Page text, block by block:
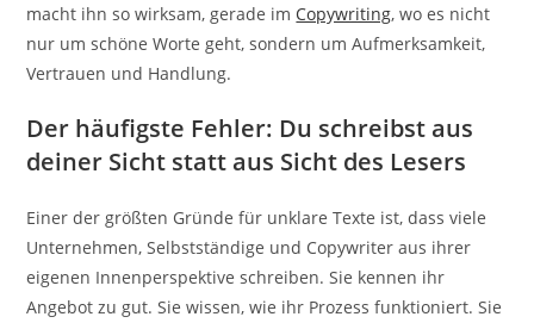
macht ihn so wirksam, gerade im Copywriting, wo es nicht
nur um schöne Worte geht, sondern um Aufmerksamkeit,
Vertrauen und Handlung.
Der häufigste Fehler: Du schreibst aus
deiner Sicht statt aus Sicht des Lesers
Einer der größten Gründe für unklare Texte ist, dass viele
Unternehmen, Selbstständige und Copywriter aus ihrer
eigenen Innenperspektive schreiben. Sie kennen ihr
Angebot zu gut. Sie wissen, wie ihr Prozess funktioniert. Sie